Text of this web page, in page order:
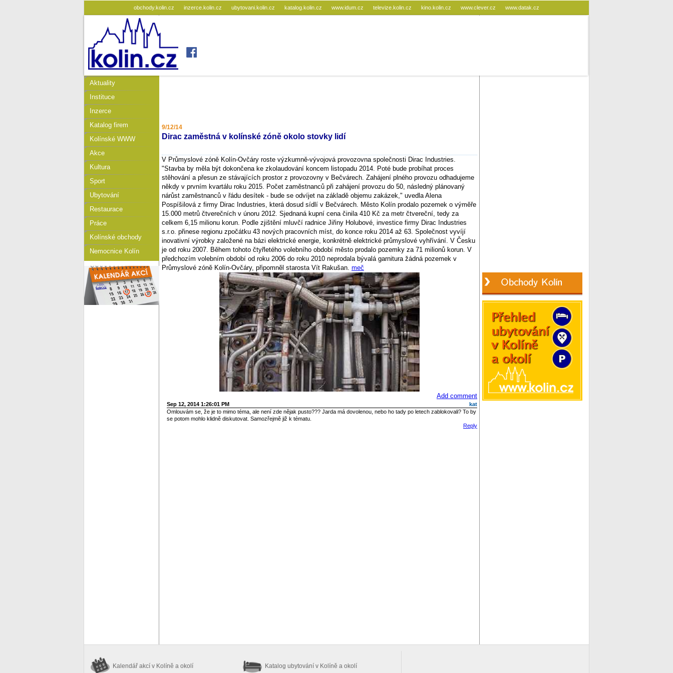
obchody.kolin.cz inzerce.kolin.cz ubytovani.kolin.cz katalog.kolin.cz www.idum.cz televize.kolin.cz kino.kolin.cz www.clever.cz www.datak.cz
Aktuality
Instituce
Inzerce
Katalog firem
Kolínské WWW
Akce
Kultura
Sport
Ubytování
Restaurace
Práce
Kolínské obchody
Nemocnice Kolín
9/12/14
Dirac zaměstná v kolínské zóně okolo stovky lidí
V Průmyslové zóně Kolín-Ovčáry roste výzkumně-vývojová provozovna společnosti Dirac Industries.
"Stavba by měla být dokončena ke zkolaudování koncem listopadu 2014. Poté bude probíhat proces
stěhování a přesun ze stávajících prostor z provozovny v Bečvárech. Zahájení plného provozu odhadujeme
někdy v prvním kvartálu roku 2015. Počet zaměstnanců při zahájení provozu do 50, následný plánovaný
nárůst zaměstnanců v řádu desítek - bude se odvíjet na základě objemu zakázek," uvedla Alena
Pospíšilová z firmy Dirac Industries, která dosud sídlí v Bečvárech. Město Kolín prodalo pozemek o výměře
15.000 metrů čtverečních v únoru 2012. Sjednaná kupní cena činila 410 Kč za metr čtvereční, tedy za
celkem 6,15 milionu korun. Podle zjištění mluvčí radnice Jiřiny Holubové, investice firmy Dirac Industries
s.r.o. přinese regionu zpočátku 43 nových pracovních míst, do konce roku 2014 až 63. Společnost vyvíjí
inovativní výrobky založené na bázi elektrické energie, konkrétně elektrické průmyslové vyhřívání. V Česku
je od roku 2007. Během tohoto čtyřletého volebního období město prodalo pozemky za 71 milionů korun. V
předchozím volebním období od roku 2006 do roku 2010 neprodala bývalá garnitura žádná pozemek v
Průmyslové zóně Kolín-Ovčáry, připomněl starosta Vít Rakušan. meč
Add comment
kat
Sep 12, 2014 1:26:01 PM
Omlouvám se, že je to mimo téma, ale není zde nějak pusto??? Jarda má dovolenou, nebo ho tady po letech zablokovali? To by
se potom mohlo klidně diskutovat. Samozřejmě již k tématu.
Reply
Kalendář akcí v Kolíně a okolí Katalog ubytování v Kolíně a okolí